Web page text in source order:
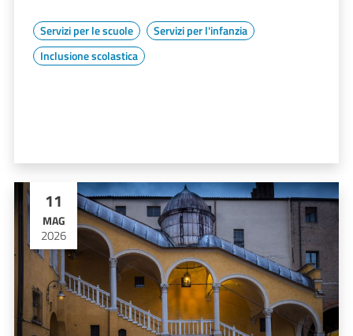
Servizi per le scuole
Servizi per l'infanzia
Inclusione scolastica
11
MAG
2026